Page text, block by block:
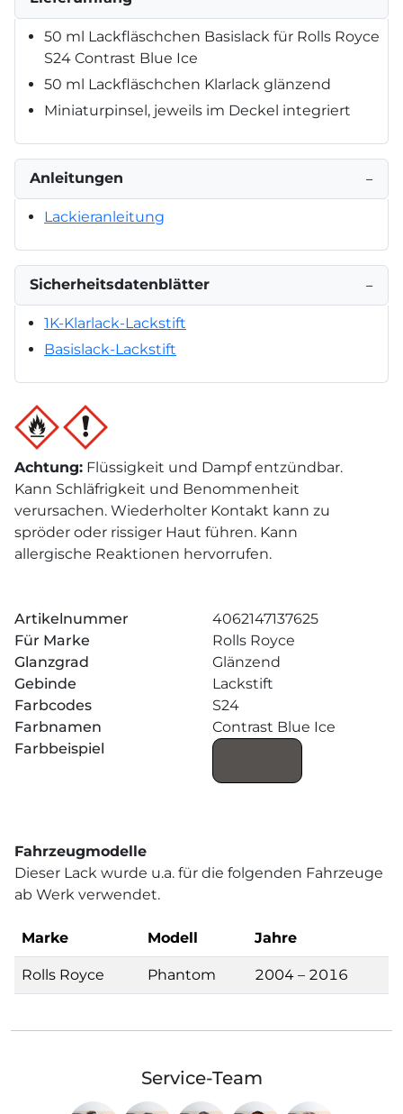
50 ml Lackfläschchen Basislack für Rolls Royce
S24 Contrast Blue Ice
50 ml Lackfläschchen Klarlack glänzend
Miniaturpinsel, jeweils im Deckel integriert
Anleitungen −
Lackieranleitung
Sicherheitsdatenblätter −
1K-Klarlack-Lackstift
Basislack-Lackstift
Achtung: Flüssigkeit und Dampf entzündbar.
Kann Schläfrigkeit und Benommenheit
verursachen. Wiederholter Kontakt kann zu
spröder oder rissiger Haut führen. Kann
allergische Reaktionen hervorrufen.
Artikelnummer
4062147137625
Für Marke
Rolls Royce
Glanzgrad
Glänzend
Gebinde
Lackstift
Farbcodes
S24
Farbnamen
Contrast Blue Ice
Farbbeispiel
Fahrzeugmodelle
Dieser Lack wurde u.a. für die folgenden Fahrzeuge
ab Werk verwendet.
Marke Modell Jahre
Rolls Royce Phantom 2004 – 2016
Service-Team